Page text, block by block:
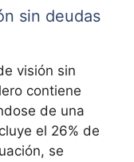
sin deudas
visión sin
contiene
de una
el 26% de
se